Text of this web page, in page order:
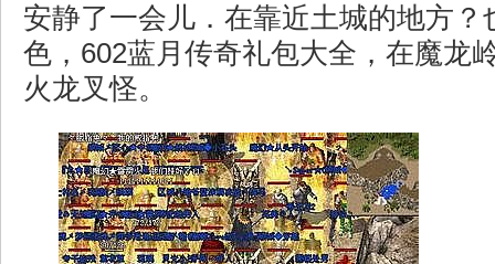
安静了一会儿．在靠近土城的地方？
色，602蓝月传奇礼包大全，在魔龙
火龙叉怪。